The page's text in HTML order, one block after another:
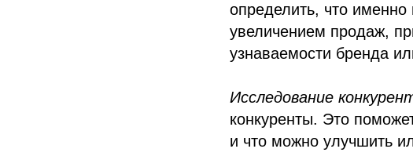
определить, что именно
увеличением продаж,
узнаваемости бренда
Исследование
конкуренты. Это
и что можно улучшить